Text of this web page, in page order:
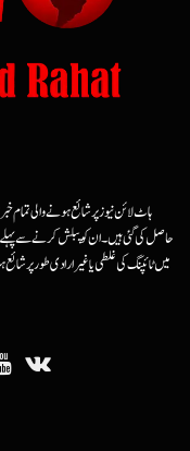
ہاٹ لائن نیوز پر شائع ہونے والی تمام
حاصل کی گئی ہیں۔ ان کو پبلش کرنے سے پہلے
میں ٹائپنگ کی غلطی یا غیرارادی طور پر